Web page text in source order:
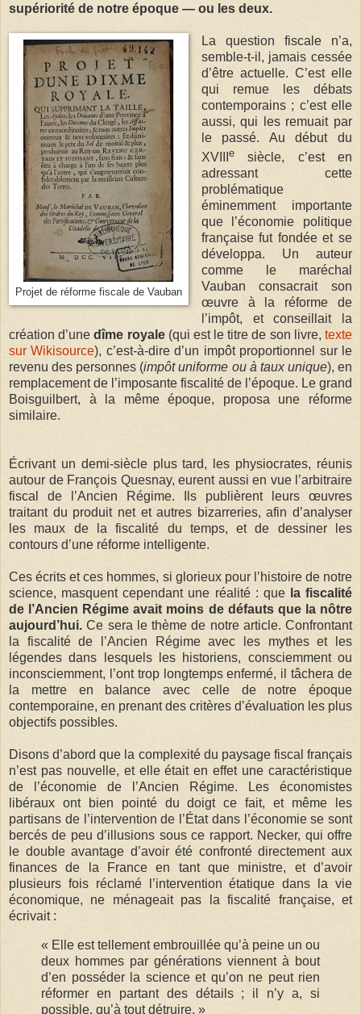
supériorité de notre époque — ou les deux.
Projet de réforme fiscale de Vauban
La question fiscale n’a,
semble-t-il, jamais cessée
d’être actuelle. C’est elle
qui remue les débats
contemporains ; c’est elle
aussi, qui les remuait par
le passé. Au début du
XVIII esiècle, c’est en
adressant cette
problématique
éminemment importante
que l’économie politique
française fut fondée et se
développa. Un auteur
comme le maréchal
Vauban consacrait son
œuvre à la réforme de
l’impôt, et conseillait la
création d’unedîme royale(qui est le titre de son livre,texte
sur Wikisource), c’est-à-dire d’un impôt proportionnel sur le
revenu des personnes (impôt uniforme ou à taux unique), en
remplacement de l’imposante fiscalité de l’époque. Le grand
Boisguilbert, à la même époque, proposa une réforme
similaire.
Écrivant un demi-siècle plus tard, les physiocrates, réunis
autour de François Quesnay, eurent aussi en vue l’arbitraire
fiscal de l’Ancien Régime. Ils publièrent leurs œuvres
traitant du produit net et autres bizarreries, afin d’analyser
les maux de la fiscalité du temps, et de dessiner les
contours d’une réforme intelligente.
Ces écrits et ces hommes, si glorieux pour l’histoire de notre
science, masquent cependant une réalité : que la fiscalité
de l’Ancien Régime avait moins de défauts que la nôtre
aujourd’hui.Ce sera le thème de notre article. Confrontant
la fiscalité de l’Ancien Régime avec les mythes et les
légendes dans lesquels les historiens, consciemment ou
inconsciemment, l’ont trop longtemps enfermé, il tâchera de
la mettre en balance avec celle de notre époque
contemporaine, en prenant des critères d’évaluation les plus
objectifs possibles.
Disons d’abord que la complexité du paysage fiscal français
n’est pas nouvelle, et elle était en effet une caractéristique
de l’économie de l’Ancien Régime. Les économistes
libéraux ont bien pointé du doigt ce fait, et même les
partisans de l’intervention de l’État dans l’économie se sont
bercés de peu d’illusions sous ce rapport. Necker, qui offre
le double avantage d’avoir été confronté directement aux
finances de la France en tant que ministre, et d’avoir
plusieurs fois réclamé l’intervention étatique dans la vie
économique, ne ménageait pas la fiscalité française, et
écrivait :
« Elle est tellement embrouillée qu’à peine un ou
deux hommes par générations viennent à bout
d’en posséder la science et qu’on ne peut rien
réformer en partant des détails ; il n’y a, si
possible, qu’à tout détruire. »